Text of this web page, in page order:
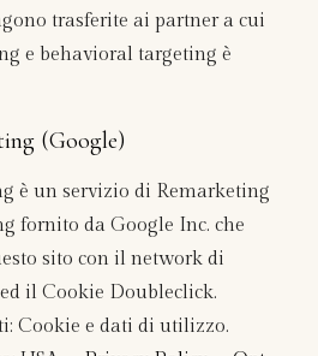
trasferite ai partner a cui
e behavioral targeting è
(Google)
è un servizio di Remarketing
fornito da Google Inc. che
sito con il network di
il Cookie Doubleclick.
Cookie e dati di utilizzo.